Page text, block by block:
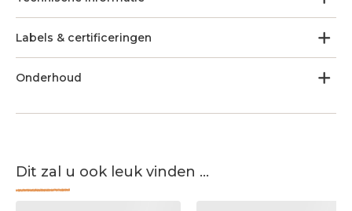
Labels & certificeringen
Onderhoud
Dit zal u ook leuk vinden ...